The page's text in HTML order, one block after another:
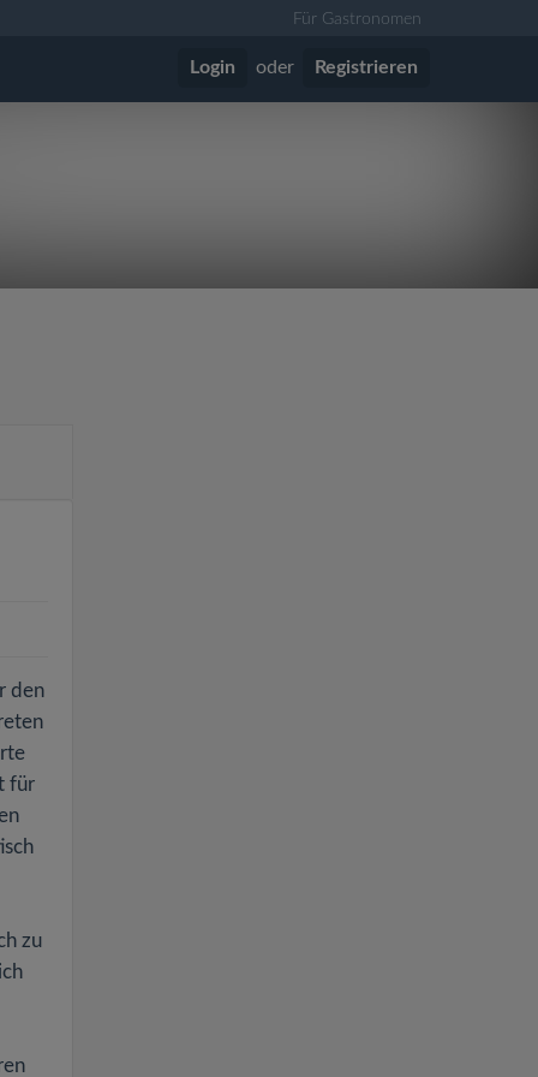
Für Gastronomen
Login oder Registrieren
den
für
zu